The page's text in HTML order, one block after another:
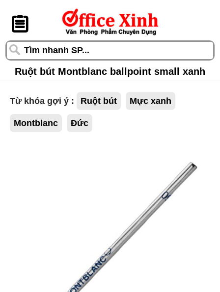
󰆎
Ruột bút Montblanc ballpoint small xanh
Từ khóa gợi ý : Ruột bút Mực xanh
Montblanc Đức